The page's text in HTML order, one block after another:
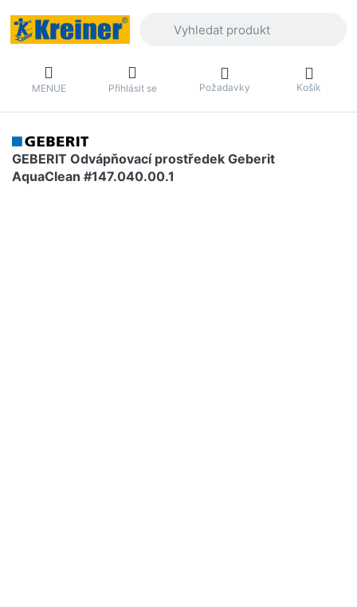
MENUE Přihlásit se Požadavky Košík
GEBERIT Odvápňovací prostředek Geberit
AquaClean #147.040.00.1